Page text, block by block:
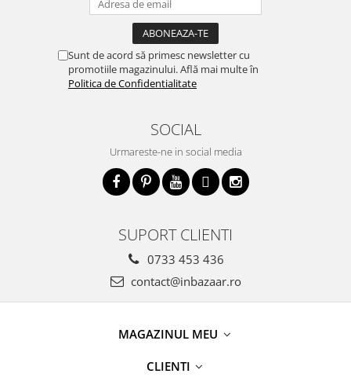
Sunt de acord să primesc newsletter cu
promotiile magazinului. Află mai multe în
Politica de Confidentialitate
SOCIAL
Urmareste-ne in social media
SUPORT CLIENTI
0733 453 436
contact@inbazaar.ro
MAGAZINUL MEU
CLIENTI